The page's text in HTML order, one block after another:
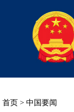
首页 > 中国要闻